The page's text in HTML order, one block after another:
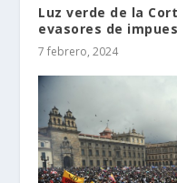
Luz verde de la
evasores de
7 febrero, 2024